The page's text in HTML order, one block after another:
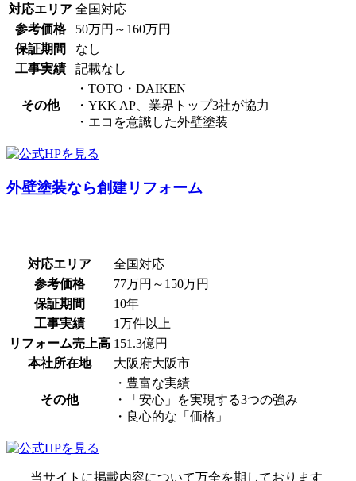
対応エリア 全国対応
参考価格
50万円～160万円
保証期間
なし
工事実績
記載なし
その他
・TOTO・DAIKEN
・YKK AP、業界トップ3社が協力
・エコを意識した外壁塗装
外壁塗装なら創建リフォーム
対応エリア
全国対応
参考価格
77万円～150万円
保証期間
10年
工事実績
1万件以上
リフォーム売上高 151.3億円
本社所在地
大阪府大阪市
その他
・豊富な実績
・「安心」を実現する3つの強み
・良心的な「価格」
当サイトに掲載内容について万全を期しております